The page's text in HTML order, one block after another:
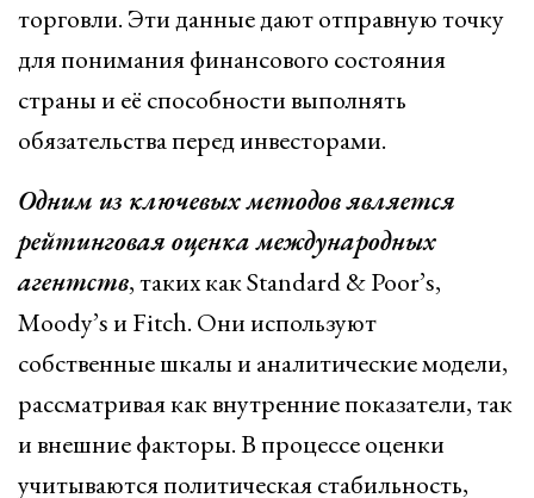
торговли. Эти данные дают отправную точку
для понимания финансового состояния
страны и её способности выполнять
обязательства перед инвесторами.
Одним из ключевых методов является
рейтинговая оценка международных
агентств, таких как Standard & Poor’s,
Moody’s и Fitch. Они используют
собственные шкалы и аналитические модели,
рассматривая как внутренние показатели, так
и внешние факторы. В процессе оценки
учитываются политическая стабильность,